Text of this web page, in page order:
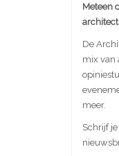
Meteen
De
mix van
meer.
Schrijf